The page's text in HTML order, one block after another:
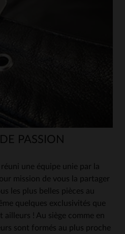
PASSION
une équipe unie par la
mission de vous la partager
les plus belles pièces au
quelques exclusivités que
! Au siège comme en
sont formés au plus proche